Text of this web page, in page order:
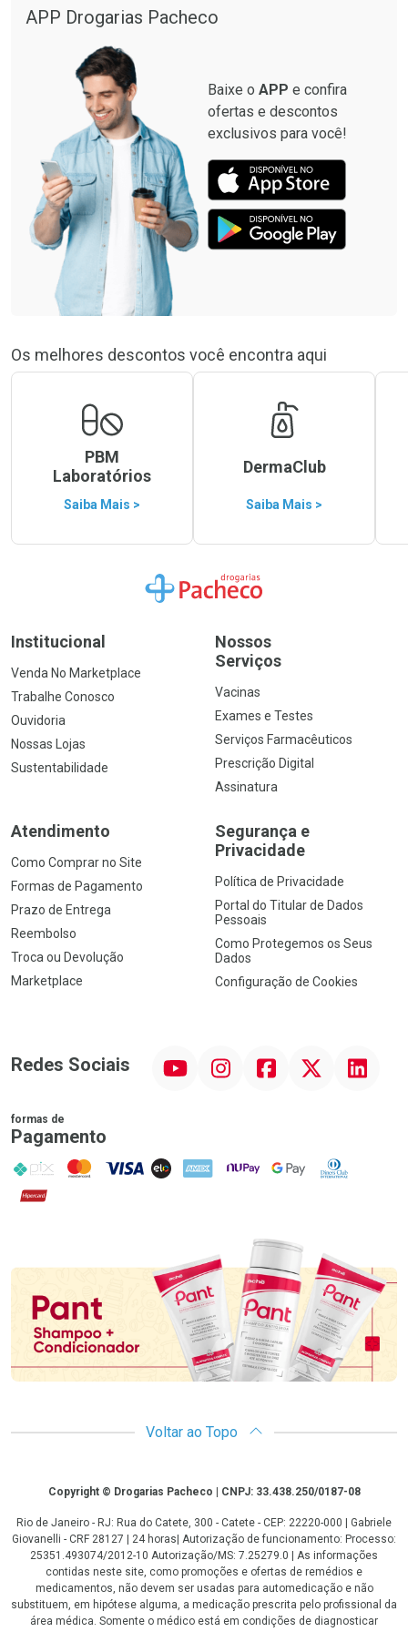
APP Drogarias Pacheco
Baixe o APP e confira
ofertas e descontos
exclusivos para você!
Os melhores descontos você encontra aqui
PBM
Laboratórios
Saiba Mais >
DermaClub
Saiba Mais >
Ir para a Home
Institucional
Venda No Marketplace
Trabalhe Conosco
Ouvidoria
Nossas Lojas
Sustentabilidade
Nossos
Serviços
Vacinas
Exames e Testes
Serviços Farmacêuticos
Prescrição Digital
Assinatura
Atendimento
Como Comprar no Site
Formas de Pagamento
Prazo de Entrega
Reembolso
Troca ou Devolução
Marketplace
Segurança e
Privacidade
Política de Privacidade
Portal do Titular de Dados
Pessoais
Como Protegemos os Seus
Dados
Configuração de Cookies
Redes Sociais InstagramFacebook Linkedin
formas de
Pagamento
PIX MasterCard
VISA ELO AMEX NuPay Google PayDiners Club
Hipercard
Promoção em Destaque
Voltar ao Topo
CopyrightCopyright © Drogarias Pacheco | CNPJ: 33.438.250/0187-08
Rio de Janeiro - RJ: Rua do Catete, 300 - Catete - CEP: 22220-000 | Gabriele
Giovanelli - CRF 28127 | 24 horas| Autorização de funcionamento: Processo:
25351.493074/2012-10 Autorização/MS: 7.25279.0 | As informações
contidas neste site, como promoções e ofertas de remédios e
medicamentos, não devem ser usadas para automedicação e não
substituem, em hipótese alguma, a medicação prescrita pelo profissional da
área médica. Somente o médico está em condições de diagnosticar